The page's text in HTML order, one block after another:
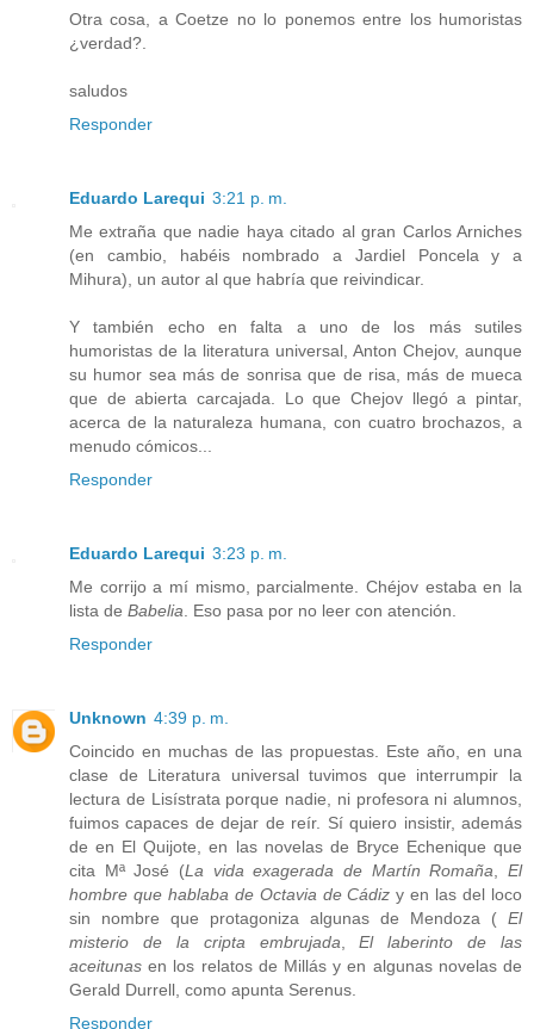
Otra cosa, a Coetze no lo ponemos entre los humoristas
¿verdad?.
saludos
Responder
Eduardo Larequi 3:21 p. m.
Me extraña que nadie haya citado al gran Carlos Arniches
(en cambio, habéis nombrado a Jardiel Poncela y a
Mihura), un autor al que habría que reivindicar.
Y también echo en falta a uno de los más sutiles
humoristas de la literatura universal, Anton Chejov, aunque
su humor sea más de sonrisa que de risa, más de mueca
que de abierta carcajada. Lo que Chejov llegó a pintar,
acerca de la naturaleza humana, con cuatro brochazos, a
menudo cómicos...
Responder
Eduardo Larequi 3:23 p. m.
Me corrijo a mí mismo, parcialmente. Chéjov estaba en la
lista de Babelia . Eso pasa por no leer con atención.
Responder
Unknown 4:39 p. m.
Coincido en muchas de las propuestas. Este año, en una
clase de Literatura universal tuvimos que interrumpir la
lectura de Lisístrata porque nadie, ni profesora ni alumnos,
fuimos capaces de dejar de reír. Sí quiero insistir, además
de en El Quijote, en las novelas de Bryce Echenique que
cita Mª José (La vida exagerada de Martín Romaña ,El
hombre que hablaba de Octavia de Cádiz y en las del loco
sin nombre que protagoniza algunas de Mendoza ( El
misterio de la cripta embrujada ,El laberinto de las
aceitunas en los relatos de Millás y en algunas novelas de
Gerald Durrell, como apunta Serenus.
Responder